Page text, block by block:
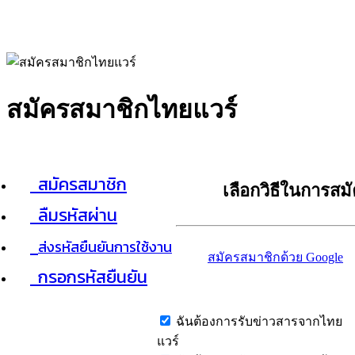
สมัครสมาชิกไทยแวร์
สมัครสมาชิก
ลืมรหัสผ่าน
ส่งรหัสยืนยันการใช้งาน
กรอกรหัสยืนยัน
เลือกวิธีในการส
สมัครสมาชิกด้วย Google
ฉันต้องการรับข่าวสารจากไทย
แวร์